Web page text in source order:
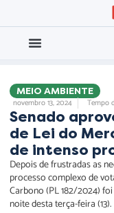
MEIO AMBIENTE
novembro 13, 2024 Tempo
Senado
de Lei do
de intenso
Depois de frustradas as
processo complexo de
Carbono (PL 182/2024)
noite desta terça-feira (13).